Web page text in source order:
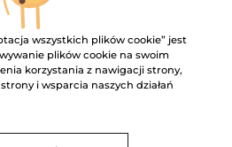
Mon Evidence 50
ml
podkreślona
z recyklingu
wszystkich plików cookie” jest
plików cookie na swoim
korzystania z nawigacji strony,
i wsparcia naszych działań